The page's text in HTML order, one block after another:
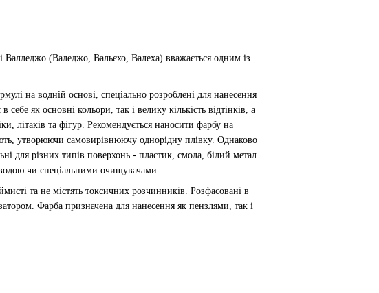
Валледжо (Валеджо, Вальєхо, Валеха) вважається одним із
на водній основі, спеціально розроблені для нанесення
як основні кольори, так і велику кількість відтінків, а
літаків та фігур. Рекомендується наносити фарбу на
утворюючи самовирівнюючу однорідну плівку. Однаково
для різних типів поверхонь - пластик, смола, білий метал
чи спеціальними очищувачами.
та не містять токсичних розчинників. Розфасовані в
Фарба призначена для нанесення як пензлями, так і